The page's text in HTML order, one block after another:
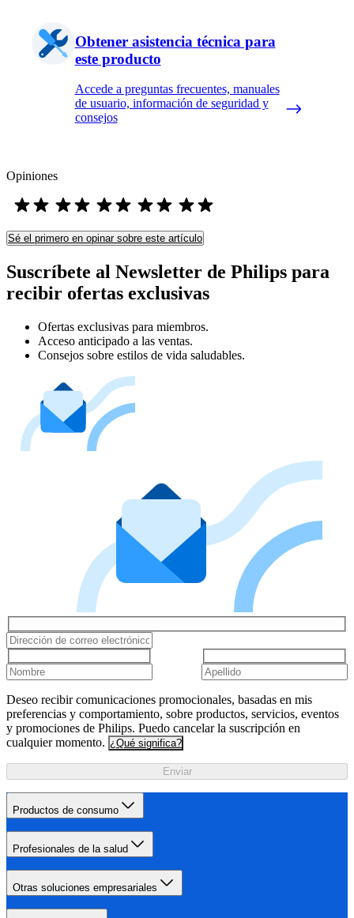
Obtener asistencia técnica para
este producto
Accede a preguntas frecuentes, manuales
de usuario, información de seguridad y
consejos
Opiniones
Sé el primero en opinar sobre este artículo
Suscríbete al Newsletter de Philips para
recibir ofertas exclusivas
Ofertas exclusivas para miembros.
Acceso anticipado a las ventas.
Consejos sobre estilos de vida saludables.
Deseo recibir comunicaciones promocionales, basadas en mis
preferencias y comportamiento, sobre productos, servicios, eventos
y promociones de Philips. Puedo cancelar la suscripción en
cualquier momento. ¿Qué significa?
Enviar
Productos de consumo
Profesionales de la salud
Otras soluciones empresariales